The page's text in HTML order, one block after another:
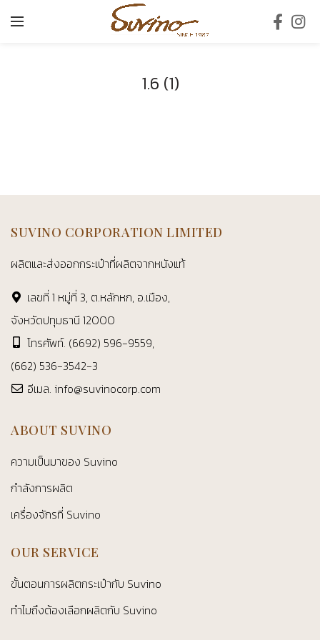
1.6 (1)
SUVINO CORPORATION LIMITED
ผลิตและส่งออกกระเป๋าที่ผลิตจากหนังแท้
เลขที่ 1 หมู่ที่ 3, ต.หลักหก, อ.เมือง,
จังหวัดปทุมธานี 12000
โทรศัพท์. (6692) 596-9559,
(662) 536-3542-3
อีเมล. info@suvinocorp.com
ABOUT SUVINO
ความเป็นมาของ Suvino
กำลังการผลิต
เครื่องจักรที่ Suvino
OUR SERVICE
ขั้นตอนการผลิตกระเป๋ากับ Suvino
ทำไมถึงต้องเลือกผลิตกับ Suvino